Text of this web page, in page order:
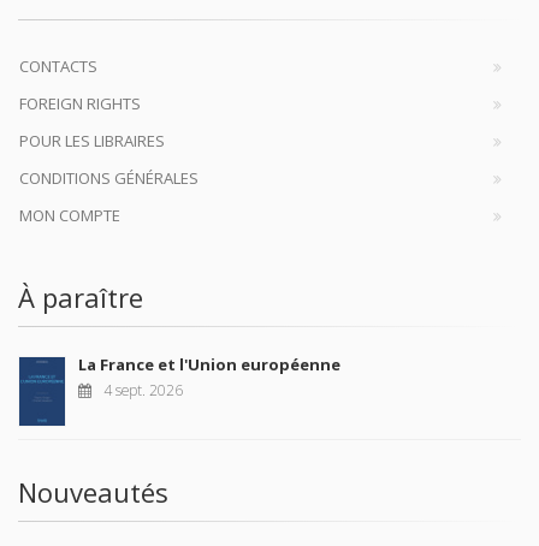
CONTACTS
FOREIGN RIGHTS
POUR LES LIBRAIRES
CONDITIONS GÉNÉRALES
MON COMPTE
À paraître
La France et l'Union européenne
4 sept. 2026
Nouveautés